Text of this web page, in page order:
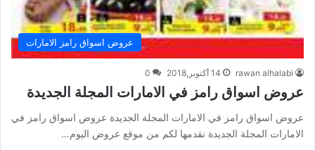
عروض اسواق رامز الامارات
rawan alhalabi 14 أكتوبر,2018 0
عروض اسواق رامز في الامارات المجلة الجديدة
عروض اسواق رامز في الامارات المجلة الجديدة عروض اسواق رامز في
الامارات المجلة الجديدة نقدمها لكم من موقع عروض اليوم…